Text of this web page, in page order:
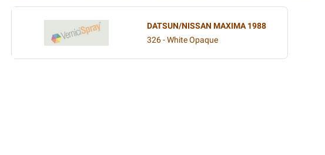
DATSUN/NISSAN MAXIMA 1988
326 - White Opaque